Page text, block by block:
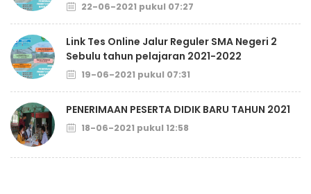
22-06-2021 pukul 07:27
Link Tes Online Jalur Reguler SMA Negeri 2
Sebulu tahun pelajaran 2021-2022
19-06-2021 pukul 07:31
PENERIMAAN PESERTA DIDIK BARU TAHUN 2021
18-06-2021 pukul 12:58